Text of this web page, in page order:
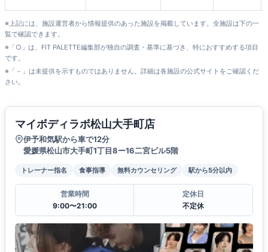
※上記には、施設運営者から情報提供のあった施設を掲載しています。全施設は下の一
覧で確認できます。
※「○」は、FIT PALETTE編集部が独自の調査・基準に基づき、特におすすめする項目
です。
※「－」は未提供を示すものではありません。詳細は各施設の公式サイトをご確認くだ
さい。
マイボディラボ松山大手町店
伊予和気駅から車で12分
愛媛県松山市大手町1丁目8ー16二宮ビル5階
トレーナー指名 食事指導 無料カウンセリング 駅から5分以内
営業時間
9:00〜21:00
定休日
不定休